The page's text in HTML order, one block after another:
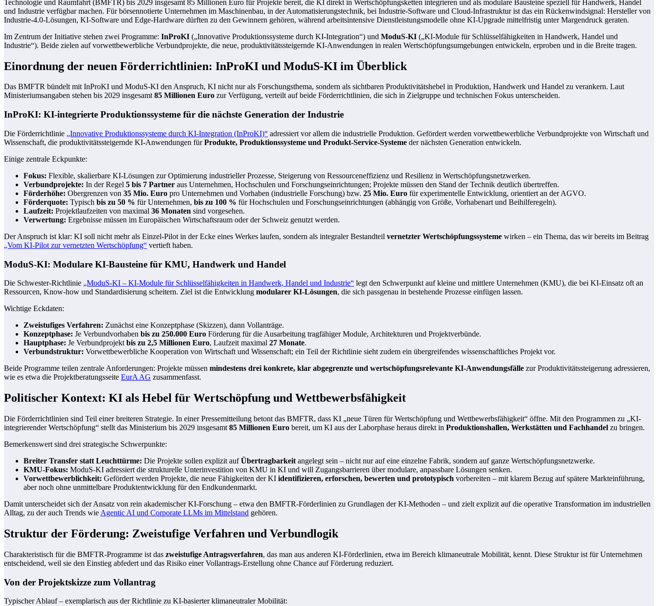
Technologie und Raumfahrt (BMFTR) bis 2029 insgesamt 85 Millionen Euro für Projekte bereit, die KI direkt in Wertschöpfungsketten integrieren und als modulare Bausteine speziell für Handwerk, Handel
und Industrie verfügbar machen. Für börsennotierte Unternehmen im Maschinenbau, in der Automatisierungstechnik, bei Industrie-Software und Cloud-Infrastruktur ist das ein Rückenwindsignal: Hersteller von
Industrie-4.0‑Lösungen, KI-Software und Edge-Hardware dürften zu den Gewinnern gehören, während arbeitsintensive Dienstleistungsmodelle ohne KI-Upgrade mittelfristig unter Margendruck geraten.
Im Zentrum der Initiative stehen zwei Programme: InProKI („Innovative Produktionssysteme durch KI-Integration“) und ModuS‑KI („KI-Module für Schlüsselfähigkeiten in Handwerk, Handel und
Industrie“). Beide zielen auf vorwettbewerbliche Verbundprojekte, die neue, produktivitätssteigernde KI-Anwendungen in realen Wertschöpfungsumgebungen entwickeln, erproben und in die Breite tragen.
Einordnung der neuen Förderrichtlinien: InProKI und ModuS‑KI im Überblick
Das BMFTR bündelt mit InProKI und ModuS‑KI den Anspruch, KI nicht nur als Forschungsthema, sondern als sichtbaren Produktivitätshebel in Produktion, Handwerk und Handel zu verankern. Laut
Ministeriumsangaben stehen bis 2029 insgesamt85 Millionen Euro zur Verfügung, verteilt auf beide Förderrichtlinien, die sich in Zielgruppe und technischen Fokus unterscheiden.
InProKI: KI-integrierte Produktionssysteme für die nächste Generation der Industrie
Die Förderrichtlinie „Innovative Produktionssysteme durch KI-Integration (InProKI)“ adressiert vor allem die industrielle Produktion. Gefördert werden vorwettbewerbliche Verbundprojekte von Wirtschaft und
Wissenschaft, die produktivitätssteigernde KI-Anwendungen fürProdukte, Produktionssysteme und Produkt‑Service‑Systeme der nächsten Generation entwickeln.
Einige zentrale Eckpunkte:
Fokus: Flexible, skalierbare KI-Lösungen zur Optimierung industrieller Prozesse, Steigerung von Ressourceneffizienz und Resilienz in Wertschöpfungsnetzwerken.
Verbundprojekte: In der Regel 5 bis 7 Partner aus Unternehmen, Hochschulen und Forschungseinrichtungen; Projekte müssen den Stand der Technik deutlich übertreffen.
Förderhöhe: Obergrenzen von 35 Mio. Euro pro Unternehmen und Vorhaben (industrielle Forschung) bzw. 25 Mio. Euro für experimentelle Entwicklung, orientiert an der AGVO.
Förderquote: Typisch bis zu 50 % für Unternehmen, bis zu 100 % für Hochschulen und Forschungseinrichtungen (abhängig von Größe, Vorhabenart und Beihilferegeln).
Laufzeit: Projektlaufzeiten von maximal 36 Monaten sind vorgesehen.
Verwertung: Ergebnisse müssen im Europäischen Wirtschaftsraum oder der Schweiz genutzt werden.
Der Anspruch ist klar: KI soll nicht mehr als Einzel-Pilot in der Ecke eines Werkes laufen, sondern als integraler Bestandteil vernetzter Wertschöpfungssysteme wirken – ein Thema, das wir bereits im Beitrag
„Vom KI-Pilot zur vernetzten Wertschöpfung“ vertieft haben.
ModuS‑KI: Modulare KI-Bausteine für KMU, Handwerk und Handel
Die Schwester-Richtlinie „ModuS‑KI – KI‑Module für Schlüsselfähigkeiten in Handwerk, Handel und Industrie“ legt den Schwerpunkt auf kleine und mittlere Unternehmen (KMU), die bei KI-Einsatz oft an
Ressourcen, Know-how und Standardisierung scheitern. Ziel ist die Entwicklung modularer KI-Lösungen, die sich passgenau in bestehende Prozesse einfügen lassen.
Wichtige Eckdaten:
Zweistufiges Verfahren: Zunächst eine Konzeptphase (Skizzen), dann Vollanträge.
Konzeptphase: Je Verbundvorhaben bis zu 250.000 Euro Förderung für die Ausarbeitung tragfähiger Module, Architekturen und Projektverbünde.
Hauptphase: Je Verbundprojekt bis zu 2,5 Millionen Euro, Laufzeit maximal 27 Monate.
Verbundstruktur: Vorwettbewerbliche Kooperation von Wirtschaft und Wissenschaft; ein Teil der Richtlinie sieht zudem ein übergreifendes wissenschaftliches Projekt vor.
Beide Programme teilen zentrale Anforderungen: Projekte müssen mindestens drei konkrete, klar abgegrenzte und wertschöpfungsrelevante KI-Anwendungsfälle zur Produktivitätssteigerung adressieren,
wie es etwa die Projektberatungsseite EurA AG zusammenfasst.
Politischer Kontext: KI als Hebel für Wertschöpfung und Wettbewerbsfähigkeit
Die Förderrichtlinien sind Teil einer breiteren Strategie. In einer Pressemitteilung betont das BMFTR, dass KI „neue Türen für Wertschöpfung und Wettbewerbsfähigkeit“ öffne. Mit den Programmen zu „KI-
integrierender Wertschöpfung“ stellt das Ministerium bis 2029 insgesamt 85 Millionen Euro bereit, um KI aus der Laborphase heraus direkt in Produktionshallen, Werkstätten und Fachhandel zu bringen.
Bemerkenswert sind drei strategische Schwerpunkte:
Breiter Transfer statt Leuchttürme: Die Projekte sollen explizit aufÜbertragbarkeit angelegt sein – nicht nur auf eine einzelne Fabrik, sondern auf ganze Wertschöpfungsnetzwerke.
KMU-Fokus: ModuS‑KI adressiert die strukturelle Unterinvestition von KMU in KI und will Zugangsbarrieren über modulare, anpassbare Lösungen senken.
Vorwettbewerblichkeit: Gefördert werden Projekte, die neue Fähigkeiten der KI identifizieren, erforschen, bewerten und prototypisch vorbereiten – mit klarem Bezug auf spätere Markteinführung,
aber noch ohne unmittelbare Produktentwicklung für den Endkundenmarkt.
Damit unterscheidet sich der Ansatz von rein akademischer KI-Forschung – etwa den BMFTR-Förderlinien zu Grundlagen der KI-Methoden – und zielt explizit auf die operative Transformation im industriellen
Alltag, zu der auch Trends wie Agentic AI und Corporate LLMs im Mittelstand gehören.
Struktur der Förderung: Zweistufige Verfahren und Verbundlogik
Charakteristisch für die BMFTR-Programme ist das zweistufige Antragsverfahren, das man aus anderen KI-Förderlinien, etwa im Bereich klimaneutrale Mobilität, kennt. Diese Struktur ist für Unternehmen
entscheidend, weil sie den Einstieg abfedert und das Risiko einer Vollantrags-Erstellung ohne Chance auf Förderung reduziert.
Von der Projektskizze zum Vollantrag
Typischer Ablauf – exemplarisch aus der Richtlinie zu KI-basierter klimaneutraler Mobilität: